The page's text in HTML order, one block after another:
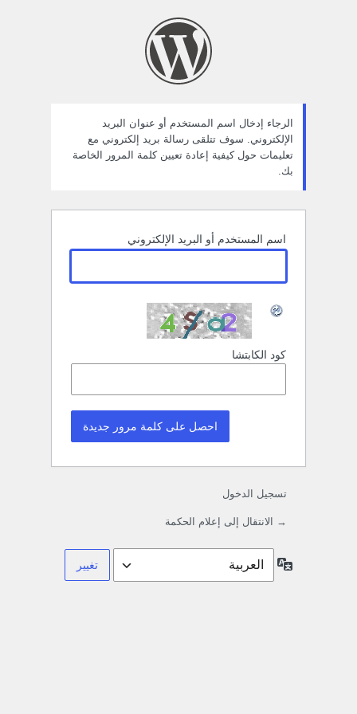
الرجاء إدخال اسم المستخدم أو عنوان البريد
الإلكتروني. سوف تتلقى رسالة بريد إلكتروني مع
تعليمات حول كيفية إعادة تعيين كلمة المرور الخاصة
بك.
اسم المستخدم أو البريد الإلكتروني
كود الكابتشا
تسجيل الدخول
→ الانتقال إلى إعلام الحكمة
اللغة